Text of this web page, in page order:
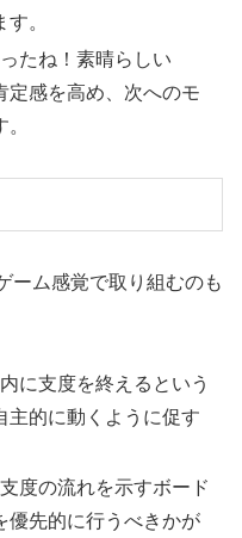
。
たね！素晴らしい
定感を高め、次へのモ
ーム感覚で取り組むのも
に支度を終えるという
主的に動くように促す
度の流れを示すボード
優先的に行うべきかが